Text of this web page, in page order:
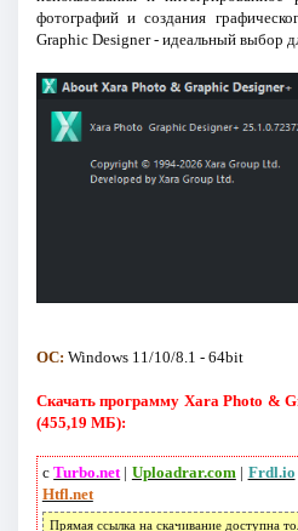
фотографий и создания
Graphic Designer - идеальный выбор
ОС: Windows 11/10/8.1 - 64bit
Скачать программу Xara Photo &
(455,19 МБ):
сTurbo.net| Uploadrar.com| Frdl.io
Htfl.net
Прямая ссылка на скачивание доступна